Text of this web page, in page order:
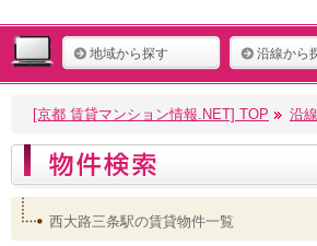
地域から探す 沿線から
[京都 賃貸マンション情報.NET] TOP 沿
西大路三条駅の賃貸物件一覧